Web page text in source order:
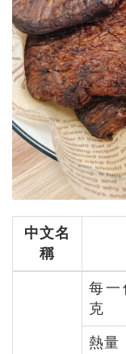
中文名
稱
每一
克
熱量